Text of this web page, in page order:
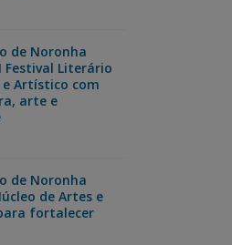
foco em
e
de Noronha
Festival Literário
Artístico com
arte e
de Noronha
de Artes e
fortalecer